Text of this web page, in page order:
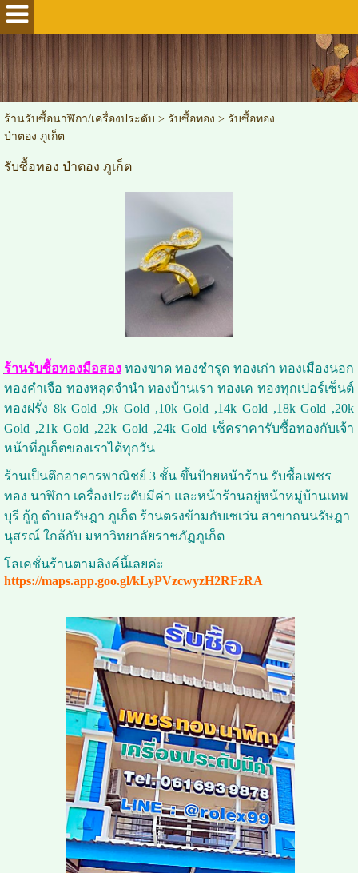
ร้านรับซื้อนาฬิกา/เครื่องประดับ > รับซื้อทอง > รับซื้อทอง
ป่าตอง ภูเก็ต
รับซื้อทอง ป่าตอง ภูเก็ต
ร้านรับซื้อทองมือสองทองขาด ทองชำรุด ทองเก่า ทองเมืองนอก
ทองคำเจือ ทองหลุดจำนำ ทองบ้านเรา ทองเค ทองทุกเปอร์เซ็นต์
ทองฝรั่ง 8k Gold ,9k Gold ,10k Gold ,14k Gold ,18k Gold ,20k
Gold ,21k Gold ,22k Gold ,24k Gold เช็คราคารับซื้อทองกับเจ้า
หน้าที่ภูเก็ตของเราได้ทุกวัน
ร้านเป็นตึกอาคารพาณิชย์ 3 ชั้น ขึ้นป้ายหน้าร้าน รับซื้อเพชร
ทอง นาฬิกา เครื่องประดับมีค่า และหน้าร้านอยู่หน้าหมู่บ้านเทพ
บุรี กู้กู ตำบลรัษฎา ภูเก็ต ร้านตรงข้ามกับเซเว่น สาขาถนนรัษฎา
นุสรณ์ ใกล้กับ มหาวิทยาลัยราชภัฏภูเก็ต
โลเคชั่นร้านตามลิงค์นี้เลยค่ะ
https://maps.app.goo.gl/kLyPVzcwyzH2RFzRA